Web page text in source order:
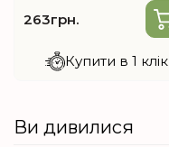
ланолінове 500 мл від
Choice
263грн.
Купити в 1 клік
Ви дивилися